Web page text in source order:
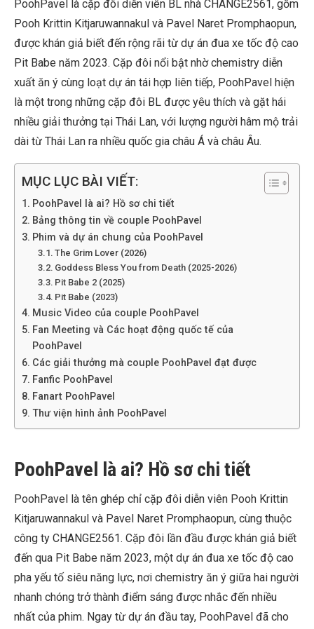
PoohPavel là cặp đôi diễn viên BL nhà CHANGE2561, gồm
Pooh Krittin Kitjaruwannakul và Pavel Naret Promphaopun,
được khán giả biết đến rộng rãi từ dự án đua xe tốc độ cao
Pit Babe năm 2023. Cặp đôi nổi bật nhờ chemistry diễn
xuất ăn ý cùng loạt dự án tái hợp liên tiếp, PoohPavel hiện
là một trong những cặp đôi BL được yêu thích và gặt hái
nhiều giải thưởng tại Thái Lan, với lượng người hâm mộ trải
dài từ Thái Lan ra nhiều quốc gia châu Á và châu Âu.
MỤC LỤC BÀI VIẾT:
PoohPavel là ai? Hồ sơ chi tiết
Bảng thông tin về couple PoohPavel
Phim và dự án chung của PoohPavel
The Grim Lover (2026)
Goddess Bless You from Death (2025-2026)
Pit Babe 2 (2025)
Pit Babe (2023)
Music Video của couple PoohPavel
Fan Meeting và Các hoạt động quốc tế của
PoohPavel
Các giải thưởng mà couple PoohPavel đạt được
Fanfic PoohPavel
Fanart PoohPavel
Thư viện hình ảnh PoohPavel
PoohPavel là ai? Hồ sơ chi tiết
PoohPavel là tên ghép chỉ cặp đôi diễn viên Pooh Krittin
Kitjaruwannakul và Pavel Naret Promphaopun, cùng thuộc
công ty CHANGE2561. Cặp đôi lần đầu được khán giả biết
đến qua Pit Babe năm 2023, một dự án đua xe tốc độ cao
pha yếu tố siêu năng lực, nơi chemistry ăn ý giữa hai người
nhanh chóng trở thành điểm sáng được nhắc đến nhiều
nhất của phim. Ngay từ dự án đầu tay, PoohPavel đã cho